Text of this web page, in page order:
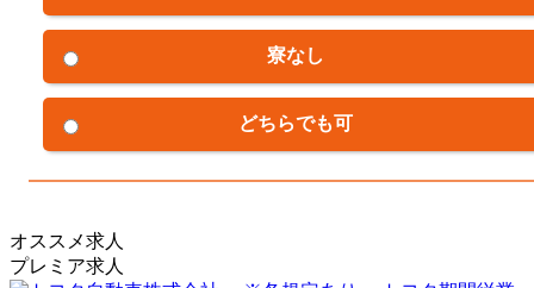
寮なし
どちらでも可
オススメ求人
プレミア求人